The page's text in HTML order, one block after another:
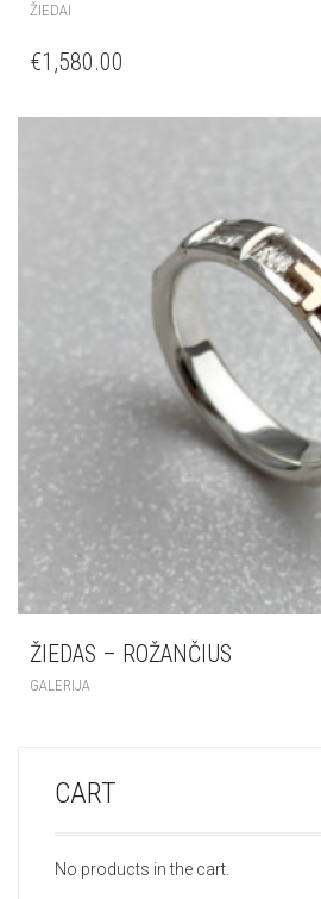
ŽIEDAI
€1,580.00
ŽIEDAS – ROŽANČIUS
GALERIJA
CART
No products in the cart.